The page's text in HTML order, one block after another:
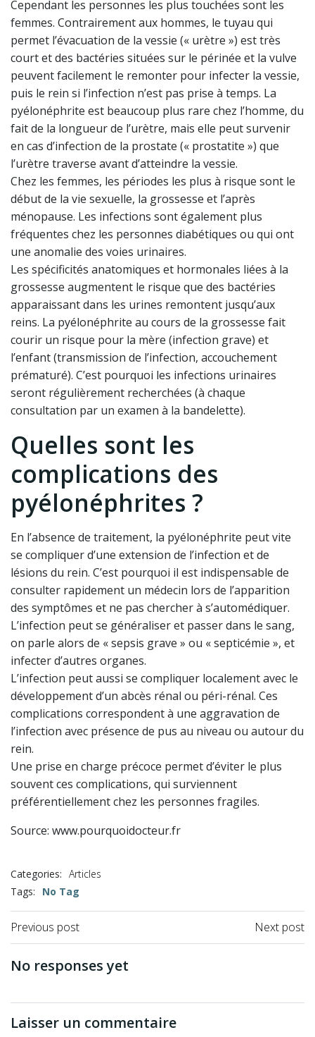
Cependant les personnes les plus touchées sont les
femmes. Contrairement aux hommes, le tuyau qui
permet l’évacuation de la vessie (« urètre ») est très
court et des bactéries situées sur le périnée et la vulve
peuvent facilement le remonter pour infecter la vessie,
puis le rein si l’infection n’est pas prise à temps. La
pyélonéphrite est beaucoup plus rare chez l’homme, du
fait de la longueur de l’urètre, mais elle peut survenir
en cas d’infection de la prostate (« prostatite ») que
l’urètre traverse avant d’atteindre la vessie.
Chez les femmes, les périodes les plus à risque sont le
début de la vie sexuelle, la grossesse et l’après
ménopause. Les infections sont également plus
fréquentes chez les personnes diabétiques ou qui ont
une anomalie des voies urinaires.
Les spécificités anatomiques et hormonales liées à la
grossesse augmentent le risque que des bactéries
apparaissant dans les urines remontent jusqu’aux
reins. La pyélonéphrite au cours de la grossesse fait
courir un risque pour la mère (infection grave) et
l’enfant (transmission de l’infection, accouchement
prématuré). C’est pourquoi les infections urinaires
seront régulièrement recherchées (à chaque
consultation par un examen à la bandelette).
Quelles sont les
complications des
pyélonéphrites ?
En l’absence de traitement, la pyélonéphrite peut vite
se compliquer d’une extension de l’infection et de
lésions du rein. C’est pourquoi il est indispensable de
consulter rapidement un médecin lors de l’apparition
des symptômes et ne pas chercher à s’automédiquer.
L’infection peut se généraliser et passer dans le sang,
on parle alors de « sepsis grave » ou « septicémie », et
infecter d’autres organes.
L’infection peut aussi se compliquer localement avec le
développement d’un abcès rénal ou péri-rénal. Ces
complications correspondent à une aggravation de
l’infection avec présence de pus au niveau ou autour du
rein.
Une prise en charge précoce permet d’éviter le plus
souvent ces complications, qui surviennent
préférentiellement chez les personnes fragiles.
Source: www.pourquoidocteur.fr
Categories: Articles
Tags:
No Tag
Previous post Next post
No responses yet
Laisser un commentaire